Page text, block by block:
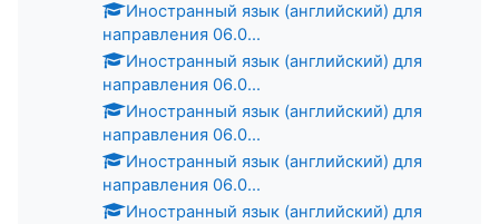
Иностранный язык (английский) для
направления 06.0...
Иностранный язык (английский) для
направления 06.0...
Иностранный язык (английский) для
направления 06.0...
Иностранный язык (английский) для
направления 06.0...
Иностранный язык (английский) для